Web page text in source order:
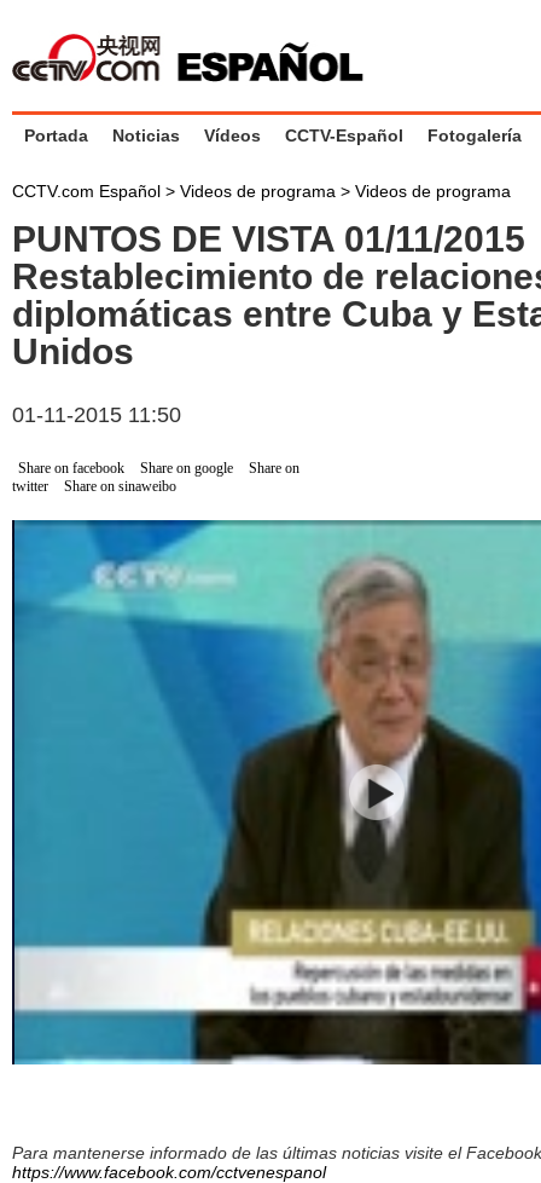
Portada Noticias Vídeos CCTV-Español Fotogalería
CCTV.com Español > Videos de programa > Videos de programa
PUNTOS DE VISTA 01/11/2015
Restablecimiento de
diplomáticas entre Cuba y
Unidos
01-11-2015 11:50
Share on facebook Share on google
Share on
twitter
Share on sinaweibo
Para mantenerse informado de las últimas noticias visite el
https://www.facebook.com/cctvenespanol